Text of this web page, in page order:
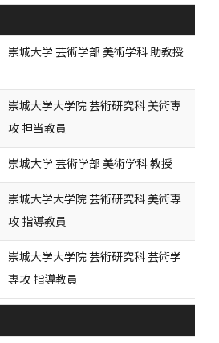
崇城大学 芸術学部 美術学科 助教授
崇城大学大学院 芸術研究科 美術専
攻 担当教員
崇城大学 芸術学部 美術学科 教授
崇城大学大学院 芸術研究科 美術専
攻 指導教員
崇城大学大学院 芸術研究科 芸術学
専攻 指導教員